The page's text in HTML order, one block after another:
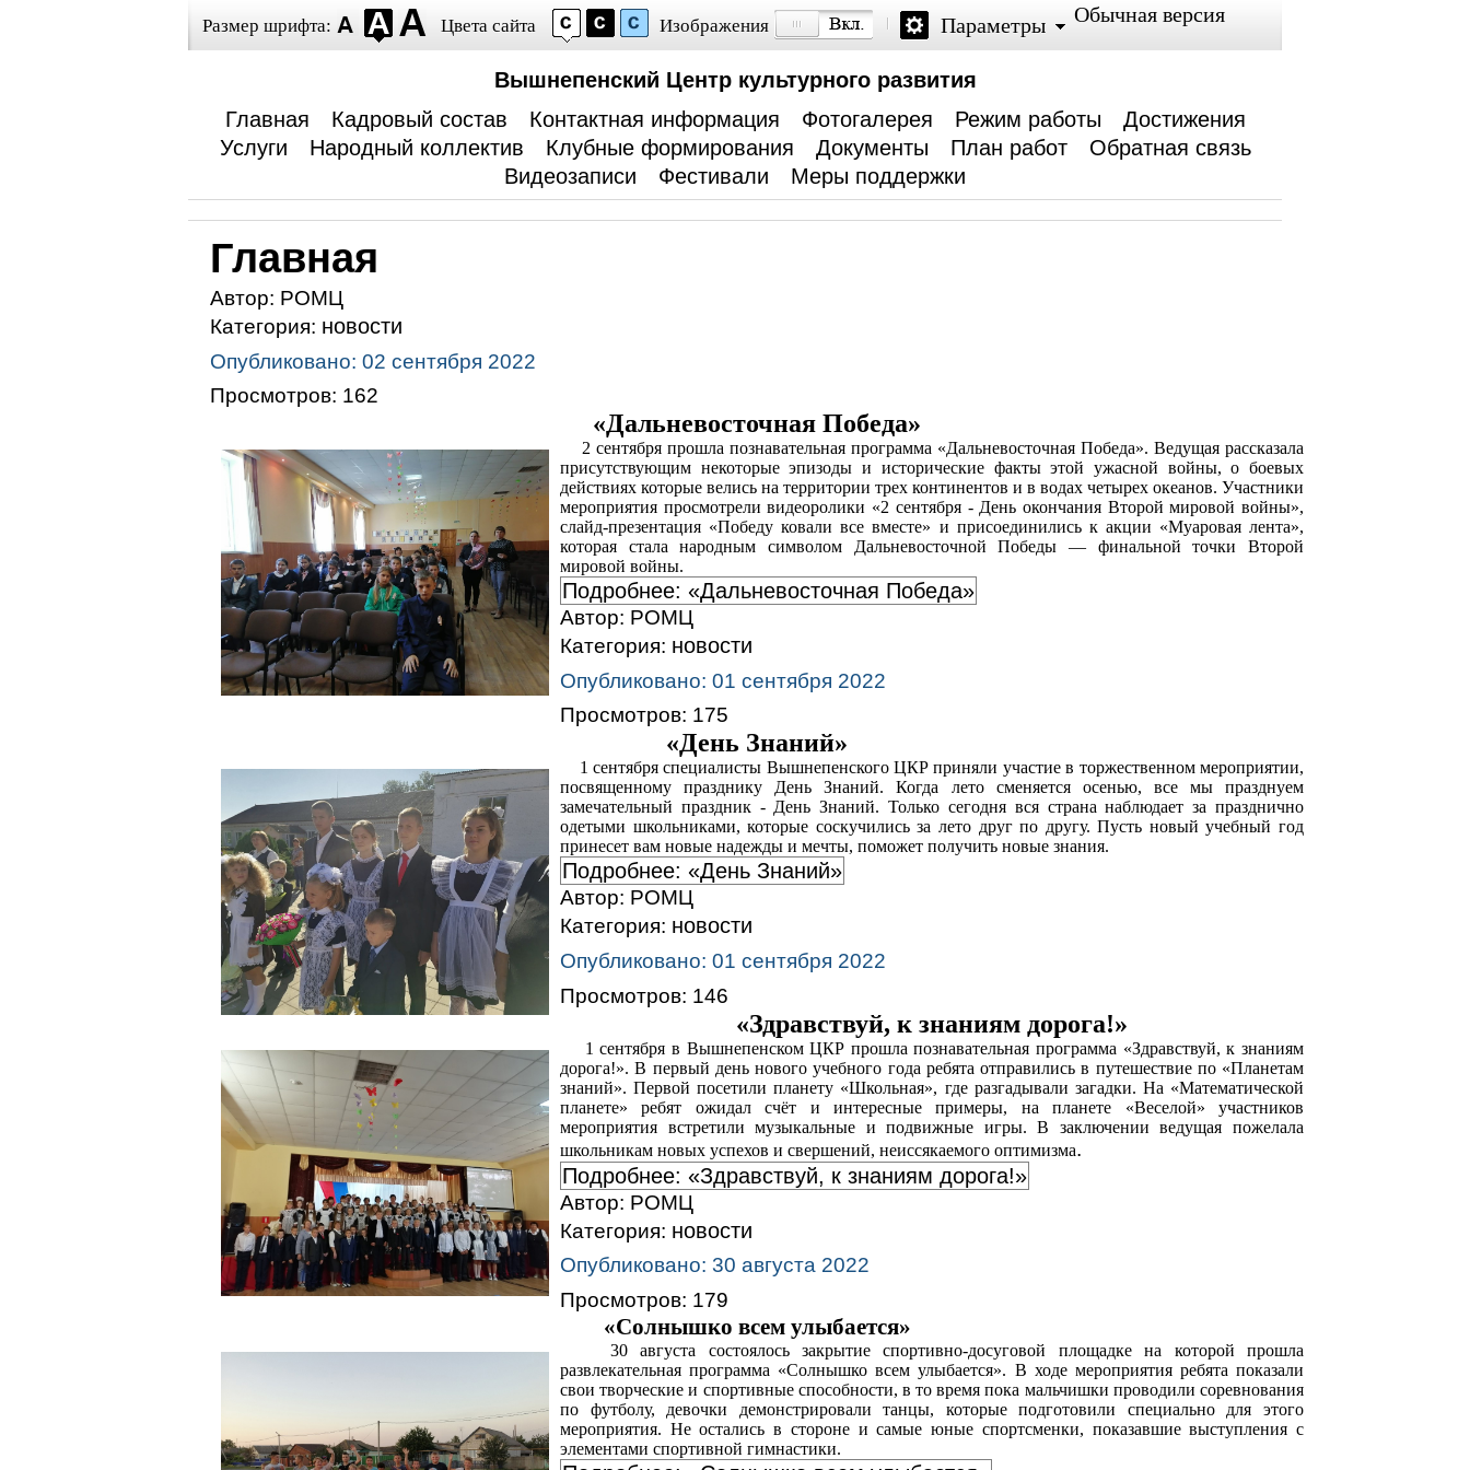
Размер шрифта: Цвета сайта Изображения Параметры Обычная версия
Вышнепенский Центр культурного развития
Главная
Кадровый состав Контактная информация Фотогалерея Режим работы
Достижения
Услуги
Народный коллектив Клубные формирования Документы План работ
Обратная связь
Видеозаписи
Фестивали Меры поддержки
Главная
Автор: РОМЦ
Категория: новости
Опубликовано: 02 сентября 2022
Просмотров: 162
«Дальневосточная Победа»
2 сентября прошла познавательная программа «Дальневосточная Победа». Ведущая рассказала
присутствующим некоторые эпизоды и исторические факты этой ужасной войны, о боевых
действиях которые велись на территории трех континентов и в водах четырех океанов. Участники
мероприятия просмотрели видеоролики «2 сентября - День окончания Второй мировой войны»,
слайд-презентация «Победу ковали все вместе» и присоединились к акции «Муаровая лента»,
которая стала народным символом Дальневосточной Победы — финальной точки Второй
мировой войны.
Подробнее: «Дальневосточная Победа»
Автор: РОМЦ
Категория: новости
Опубликовано: 01 сентября 2022
Просмотров: 175
«День Знаний»
1 сентября специалисты Вышнепенского ЦКР приняли участие в торжественном мероприятии,
посвященному празднику День Знаний.Когда лето сменяется осенью, все мы празднуем
замечательный праздник - День Знаний. Только сегодня вся страна наблюдает за празднично
одетыми школьниками, которые соскучились за лето друг по другу. Пусть новый учебный год
принесет вам новые надежды и мечты, поможет получить новые знания.
Подробнее: «День Знаний»
Автор: РОМЦ
Категория: новости
Опубликовано: 01 сентября 2022
Просмотров: 146
«Здравствуй, к знаниям дорога!»
1 сентября в Вышнепенском ЦКР прошла познавательная программа «Здравствуй, к знаниям
дорога!». В первый день нового учебного года ребята отправились в путешествие по «Планетам
знаний». Первой посетили планету «Школьная», где разгадывали загадки. На «Математической
планете» ребят ожидал счёт и интересные примеры, на планете «Веселой» участников
мероприятия встретили музыкальные и подвижные игры. В заключении ведущая пожелала
школьникам новых успехов и свершений, неиссякаемого оптимизма.
Подробнее: «Здравствуй, к знаниям дорога!»
Автор: РОМЦ
Категория: новости
Опубликовано: 30 августа 2022
Просмотров: 179
«Солнышко всем улыбается»
30 августа состоялось закрытие спортивно-досуговой площадке на которой прошла
развлекательная программа «Солнышко всем улыбается». В ходе мероприятия ребята показали
свои творческие и спортивные способности, в то время пока мальчишки проводили соревнования
по футболу, девочки демонстрировали танцы, которые подготовили специально для этого
мероприятия. Не остались в стороне и самые юные спортсменки, показавшие выступления с
элементами спортивной гимнастики.